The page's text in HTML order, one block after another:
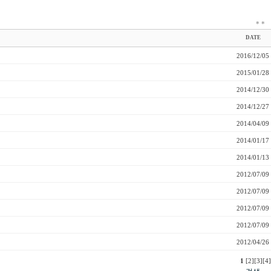
* *
DATE
2016/12/05
2015/01/28
2014/12/30
2014/12/27
2014/04/09
2014/01/17
2014/01/13
2012/07/09
2012/07/09
2012/07/09
2012/07/09
2012/04/26
1 [2] [3] [4]